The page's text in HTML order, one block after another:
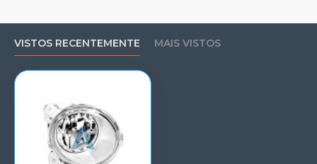
VISTOS RECENTEMENTE MAIS VISTOS